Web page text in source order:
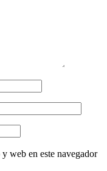
web en este navegador